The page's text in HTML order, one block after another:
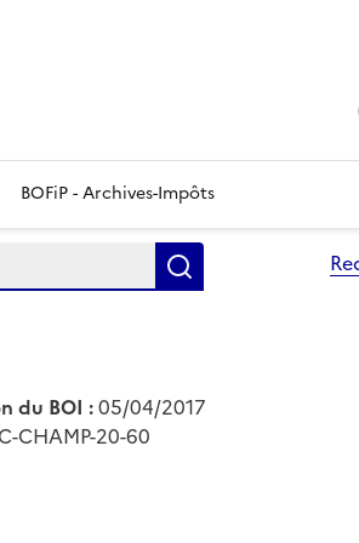
BOFiP - Archives-Impôts
du BOI :05/04/2017
CHAMP-20-60